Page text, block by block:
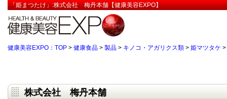
「姫まつたけ」:株式会社 梅丹本舗【健康美容EXPO】
健康美容EXPO：TOP > 健康食品 > 製品 > キノコ・アガリクス類 > 姫マツタケ >
株式会社 梅丹本舗